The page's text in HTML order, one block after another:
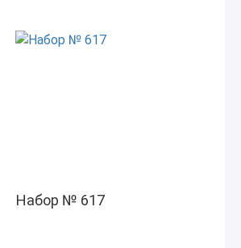
Набор № 617